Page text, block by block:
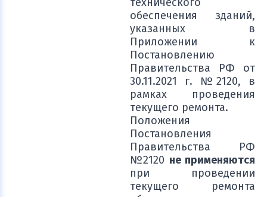
обеспечения зданий,
указанных в
Приложении к
Постановлению
Правительства РФ от
30.11.2021 г. №2120, в
рамках проведения
текущего ремонта.
Положения
Постановления
Правительства РФ
№2120 не применяются
при проведении
текущего ремонта